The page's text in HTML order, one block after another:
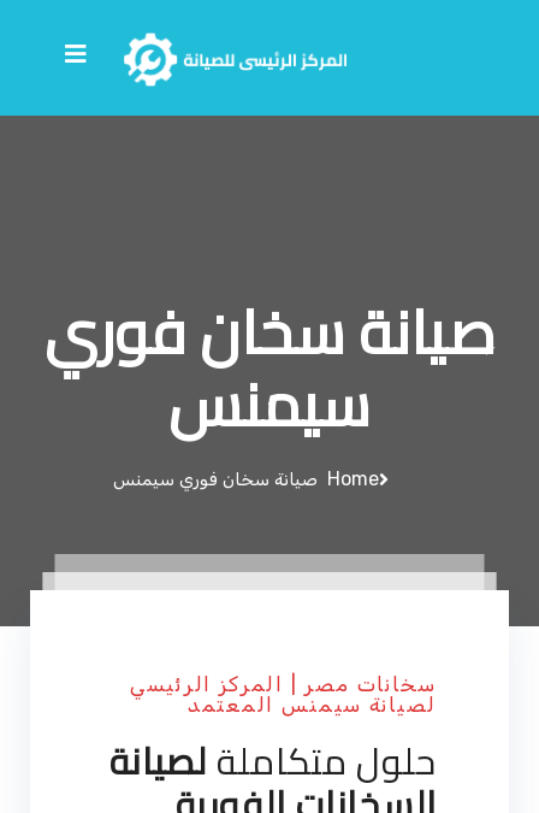
صيانة سخان فوري
سيمنس
Home صيانة سخان فوري سيمنس
سخانات مصر | المركز الرئيسي
لصيانة سيمنس المعتمد
حلول متكاملةلصيانة